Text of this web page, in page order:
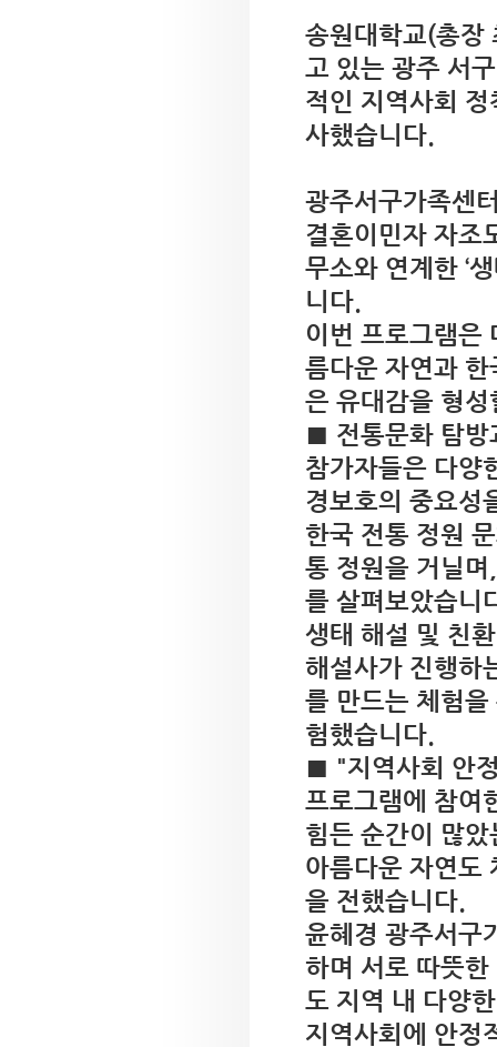
송원대학교(총장
고 있는 광주 서
적인 지역사회
사했습니다.
광주서구가족센
결혼이민자 자조
무소와 연계한 ‘
니다.
이번 프로그램은
름다운 자연과
은 유대감을 형
■ 전통문화 탐방
참가자들은 다양
경보호의 중요성
한국 전통 정원
통 정원을 거닐
를 살펴보았습니
생태 해설 및 친
해설사가 진행하
를 만드는 체험
험했습니다.
■ "지역사회 안
프로그램에 참여
힘든 순간이 많
아름다운 자연도
을 전했습니다.
윤혜경 광주서구
하며 서로 따뜻한
도 지역 내 다양
지역사회에 안정